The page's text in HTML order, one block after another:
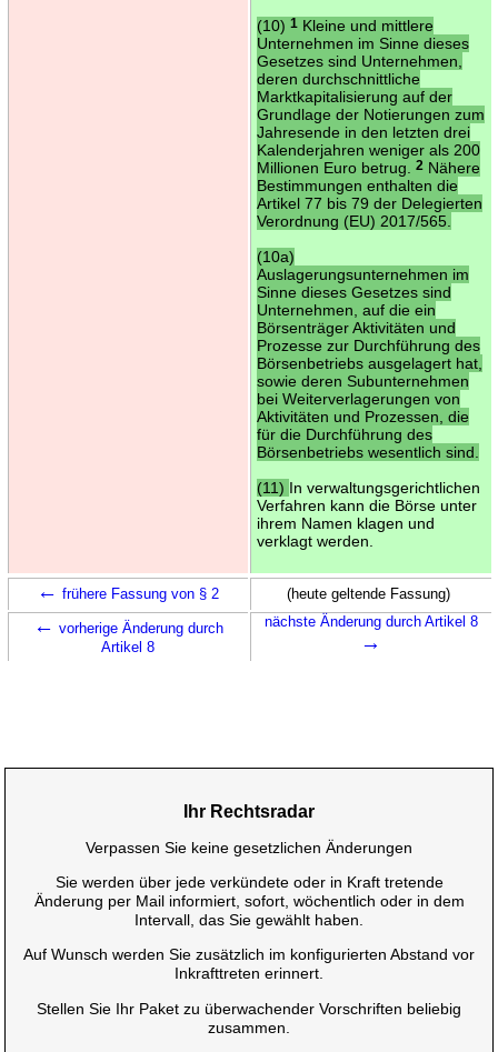
(10) 1Kleine und mittlere
Unternehmen im Sinne dieses
Gesetzes sind Unternehmen,
deren durchschnittliche
Marktkapitalisierung auf der
Grundlage der Notierungen zum
Jahresende in den letzten drei
Kalenderjahren weniger als 200
Millionen Euro betrug.
2Nähere
Bestimmungen enthalten die
Artikel 77 bis 79 der Delegierten
Verordnung (EU) 2017/565.
(10a)
Auslagerungsunternehmen im
Sinne dieses Gesetzes sind
Unternehmen, auf die ein
Börsenträger Aktivitäten und
Prozesse zur Durchführung des
Börsenbetriebs ausgelagert hat,
sowie deren Subunternehmen
bei Weiterverlagerungen von
Aktivitäten und Prozessen, die
für die Durchführung des
Börsenbetriebs wesentlich sind.
(11) In verwaltungsgerichtlichen
Verfahren kann die Börse unter
ihrem Namen klagen und
verklagt werden.
← frühere Fassung von § 2 (heute geltende Fassung)
← vorherige Änderung durch
Artikel 8
nächste Änderung durch Artikel 8
→
Ihr Rechtsradar
Verpassen Sie keine gesetzlichen Änderungen
Sie werden über jede verkündete oder in Kraft tretende
Änderung per Mail informiert, sofort, wöchentlich oder in dem
Intervall, das Sie gewählt haben.
Auf Wunsch werden Sie zusätzlich im konfigurierten Abstand vor
Inkrafttreten erinnert.
Stellen Sie Ihr Paket zu überwachender Vorschriften beliebig
zusammen.